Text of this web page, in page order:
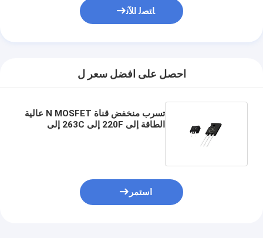
ﺎﺘﺼﻟ ﺍﻶﻧ
احصل على افضل سعر ل
تسرب منخفض قناة N MOSFET عالية
الطاقة إلى 220F إلى 263C إلى
استمر